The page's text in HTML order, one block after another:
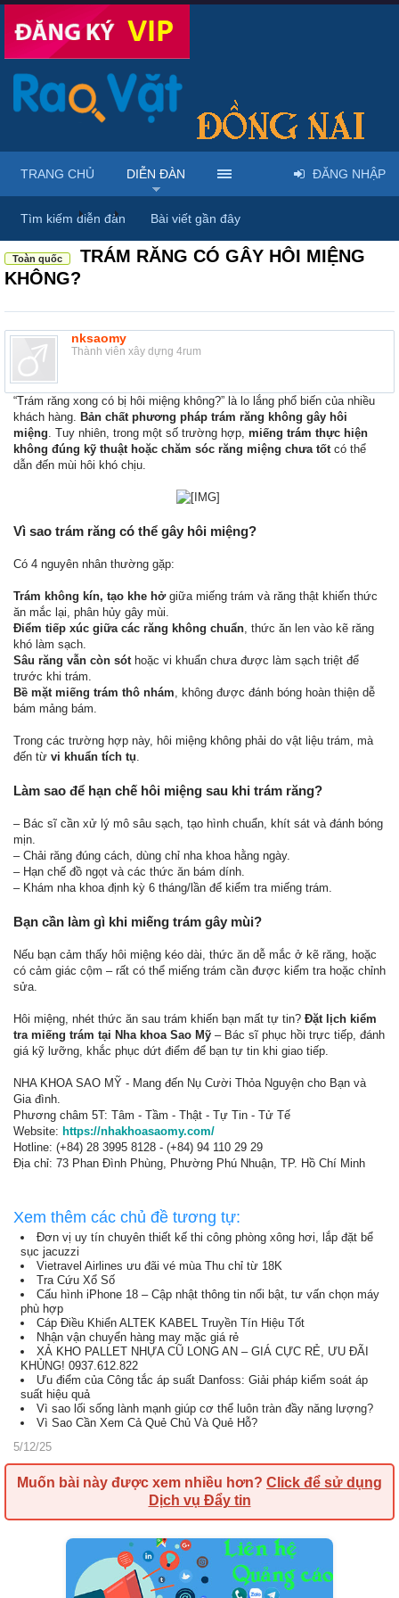
Diễn đàn ... Rao vặt tổng hợp - Uy tín - Miễn phí
Toàn quốc
TRÁM RĂNG CÓ GÂY HÔI MIỆNG
KHÔNG?
nksaomy
Thành viên xây dựng 4rum
“Trám răng xong có bị hôi miệng không?” là lo lắng phổ biến của nhiều
khách hàng. Bản chất phương pháp trám răng không gây hôi
miệng. Tuy nhiên, trong một số trường hợp, miếng trám thực hiện
không đúng kỹ thuật hoặc chăm sóc răng miệng chưa tốtcó thể
dẫn đến mùi hôi khó chịu.
Vì sao trám răng có thể gây hôi miệng?
Có 4 nguyên nhân thường gặp:
Trám không kín, tạo khe hởgiữa miếng trám và răng thật khiến thức
ăn mắc lại, phân hủy gây mùi.
Điểm tiếp xúc giữa các răng không chuẩn, thức ăn len vào kẽ răng
khó làm sạch.
Sâu răng vẫn còn sóthoặc vi khuẩn chưa được làm sạch triệt để
trước khi trám.
Bề mặt miếng trám thô nhám, không được đánh bóng hoàn thiện dễ
bám mảng bám.
Trong các trường hợp này, hôi miệng không phải do vật liệu trám, mà
đến từ vi khuẩn tích tụ.
Làm sao để hạn chế hôi miệng sau khi trám răng?
– Bác sĩ cần xử lý mô sâu sạch, tạo hình chuẩn, khít sát và đánh bóng
mịn.
– Chải răng đúng cách, dùng chỉ nha khoa hằng ngày.
– Hạn chế đồ ngọt và các thức ăn bám dính.
– Khám nha khoa định kỳ 6 tháng/lần để kiểm tra miếng trám.
Bạn cần làm gì khi miếng trám gây mùi?
Nếu bạn cảm thấy hôi miệng kéo dài, thức ăn dễ mắc ở kẽ răng, hoặc
có cảm giác cộm – rất có thể miếng trám cần được kiểm tra hoặc chỉnh
sửa.
Hôi miệng, nhét thức ăn sau trám khiến bạn mất tự tin? Đặt lịch kiểm
tra miếng trám tại Nha khoa Sao Mỹ – Bác sĩ phục hồi trực tiếp, đánh
giá kỹ lưỡng, khắc phục dứt điểm để bạn tự tin khi giao tiếp.
NHA KHOA SAO MỸ - Mang đến Nụ Cười Thỏa Nguyện cho Bạn và
Gia đình.
Phương châm 5T: Tâm - Tầm - Thật - Tự Tin - Tử Tế
Website: https://nhakhoasaomy.com/
Hotline: (+84) 28 3995 8128 - (+84) 94 110 29 29
Địa chỉ: 73 Phan Đình Phùng, Phường Phú Nhuận, TP. Hồ Chí Minh
Xem thêm các chủ đề tương tự:
Đơn vị uy tín chuyên thiết kế thi công phòng xông hơi, lắp đặt bể
sục jacuzzi
Vietravel Airlines ưu đãi vé mùa Thu chỉ từ 18K
Tra Cứu Xổ Số
Cấu hình iPhone 18 – Cập nhật thông tin nổi bật, tư vấn chọn máy
phù hợp
Cáp Điều Khiển ALTEK KABEL Truyền Tín Hiệu Tốt
Nhận vận chuyển hàng may mặc giá rẻ
XẢ KHO PALLET NHỰA CŨ LONG AN – GIÁ CỰC RẺ, ƯU ĐÃI
KHỦNG! 0937.612.822
Ưu điểm của Công tắc áp suất Danfoss: Giải pháp kiểm soát áp
suất hiệu quả
Vì sao lối sống lành mạnh giúp cơ thể luôn tràn đầy năng lượng?
Vì Sao Cần Xem Cả Quẻ Chủ Và Quẻ Hỗ?
5/12/25
Muốn bài này được xem nhiều hơn? Click để sử dụng
Dịch vụ Đẩy tin
TRANG CHỦ DIỄN ĐÀN
Tìm kiếm diễn đàn Bài viết gần đây
ĐĂNG NHẬP